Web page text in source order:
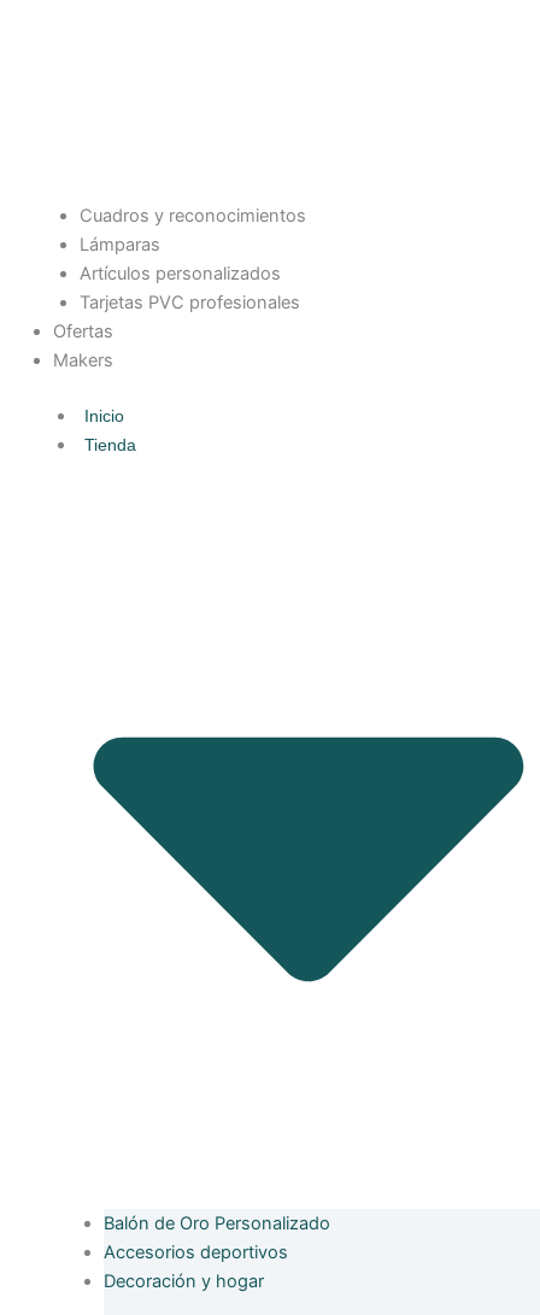
Cuadros y reconocimientos
Lámparas
Artículos personalizados
Tarjetas PVC profesionales
Ofertas
Makers
Inicio
Tienda
Balón de Oro Personalizado
Accesorios deportivos
Decoración y hogar